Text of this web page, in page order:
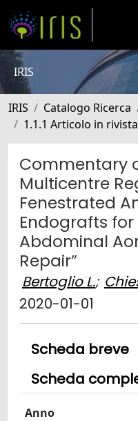
IRIS
IRIS Catalogo Ricerca
1.1.1 Articolo in
Commentary
Multicentre
Fenestrated
Endografts
Abdominal
Repair”
Bertoglio L.;
2020-01-01
Scheda breve
Scheda
Anno